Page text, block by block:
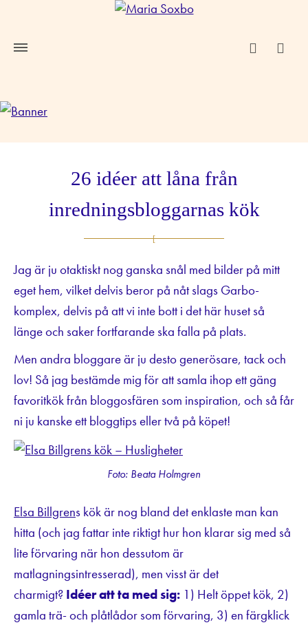
26 idéer att låna från
inredningsbloggarnas kök
Jag är ju otaktiskt nog ganska snål med bilder på mitt
eget hem, vilket delvis beror på nåt slags Garbo-
komplex, delvis på att vi inte bott i det här huset så
länge och saker fortfarande ska falla på plats.
Men andra bloggare är ju desto generösare, tack och
lov! Så jag bestämde mig för att samla ihop ett gäng
favoritkök från bloggosfären som inspiration, och så får
ni ju kanske ett bloggtips eller två på köpet!
Foto: Beata Holmgren
Elsa Billgrens kök är nog bland det enklaste man kan
hitta (och jag fattar inte riktigt hur hon klarar sig med så
lite förvaring när hon dessutom är
matlagningsintresserad), men visst är det
charmigt? Idéer att ta med sig: 1) Helt öppet kök, 2)
gamla trä- och plåtlådor som förvaring, 3) en färgklick